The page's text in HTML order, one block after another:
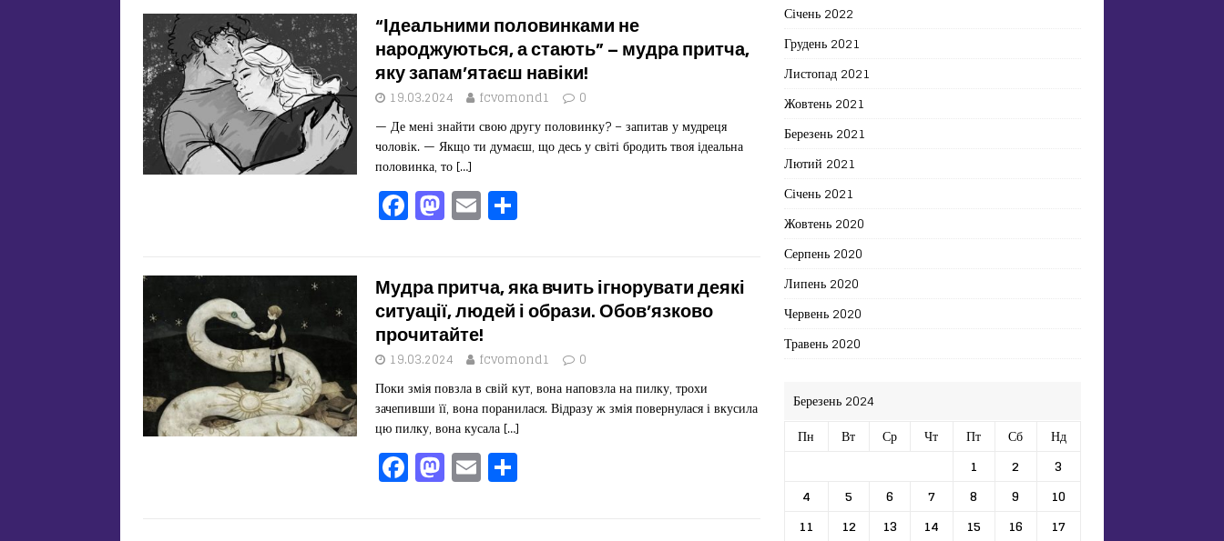
e
b
o
o
k
o
d
o
n
l ит
ис
я
“Ідеальними половинками не
народжуються, а стають” – мудра притча,
яку запам’ятаєш навіки!
19.03.2024 fcvomond1 0
— Де мені знайти свою другу половинку? – запитав у мудреця
чоловік. — Якщо ти думаєш, що десь у світі бродить твоя ідеальна
половинка, то […]
F
a
e
b
o
o
k
M
a
o
d
o
n
E
m
l ит
ис
я
Мудра притча, яка вчить ігнорувати деякі
ситуації, людей і образи. Обов’язково
прочитайте!
19.03.2024 fcvomond1 0
Поки змія повзла в свій кут, вона наповзла на пилку, трохи
зачепивши її, вона поранилася. Відразу ж змія повернулася і вкусила
цю пилку, вона кусала […]
F
a
M
a
E
m
Січень 2022
Грудень 2021
Листопад 2021
Жовтень 2021
Березень 2021
Лютий 2021
Січень 2021
Жовтень 2020
Серпень 2020
Липень 2020
Червень 2020
Травень 2020
Березень 2024
Пн
Вт Ср Чт Пт Сб
Нд
1
2
3
4
5 6 7 8 9
10
11
12 13 14 15 16 17